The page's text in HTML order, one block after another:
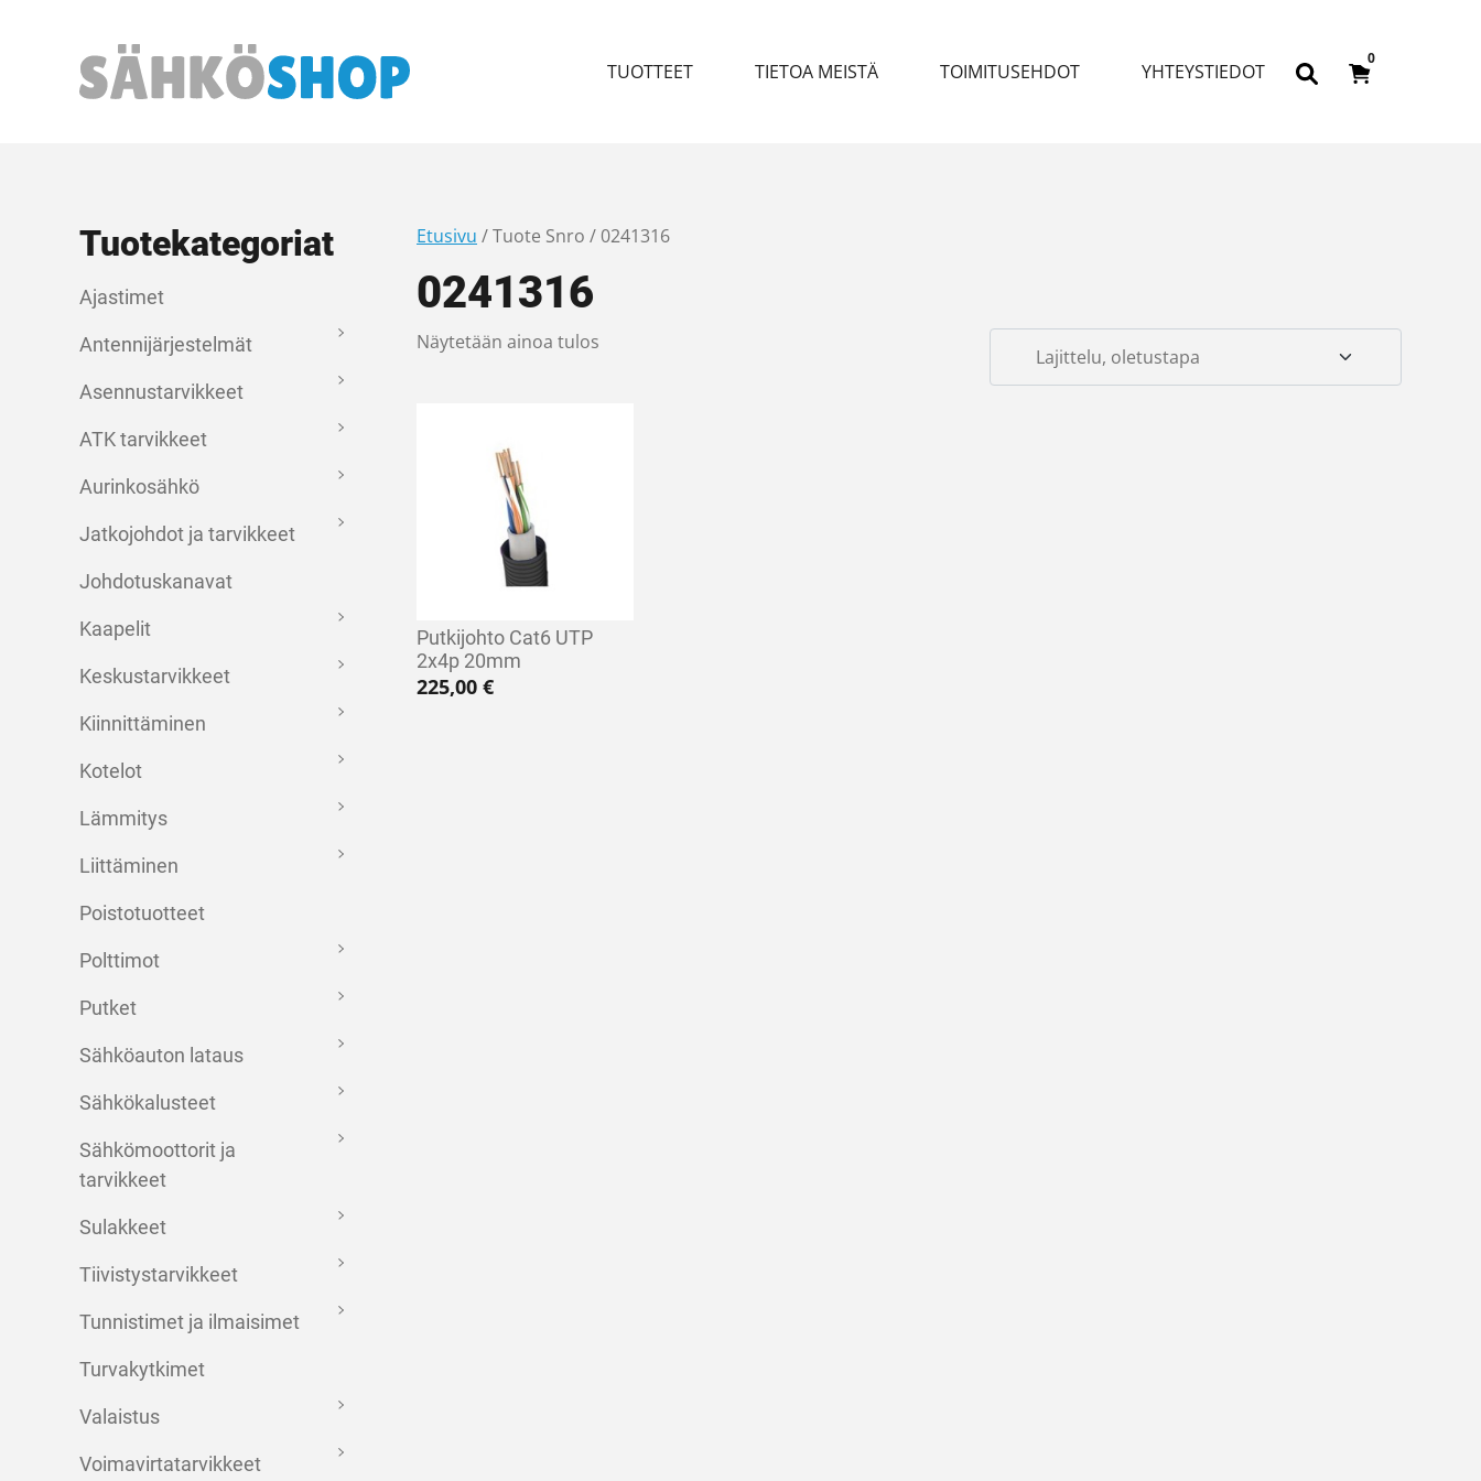
Päävalikko TUOTTEET TIETOA MEISTÄ TOIMITUSEHDOT YHTEYSTIEDOT
0
Tuotekategoriat
Ajastimet
Antennijärjestelmät
Asennustarvikkeet
ATK tarvikkeet
Aurinkosähkö
Jatkojohdot ja tarvikkeet
Johdotuskanavat
Kaapelit
Keskustarvikkeet
Kiinnittäminen
Kotelot
Lämmitys
Liittäminen
Poistotuotteet
Polttimot
Putket
Sähköauton lataus
Sähkökalusteet
Sähkömoottorit ja
tarvikkeet
Sulakkeet
Tiivistystarvikkeet
Tunnistimet ja ilmaisimet
Turvakytkimet
Valaistus
Voimavirtatarvikkeet
Etusivu / Tuote Snro / 0241316
0241316
Näytetään ainoa tulos
Putkijohto Cat6 UTP
2x4p 20mm
225,00 €